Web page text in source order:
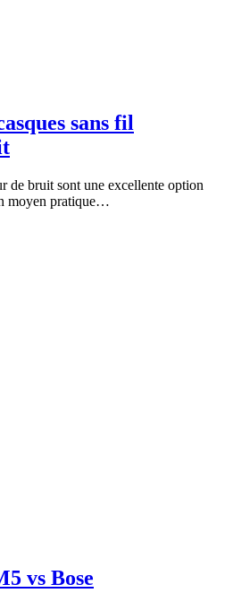
sans fil
de bruit sont une excellente option
moyen pratique…
vs Bose